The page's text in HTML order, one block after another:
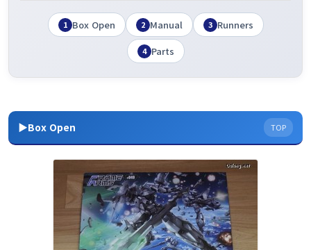
1 Box Open 2 Manual 3 Runners
4 Parts
▶Box Open TOP